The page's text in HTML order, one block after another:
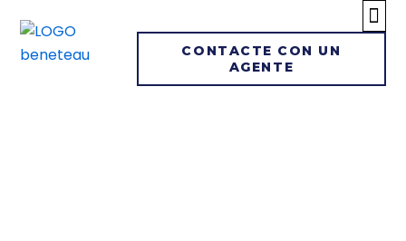
Saltar
CONTACTE CON UN
AGENTE